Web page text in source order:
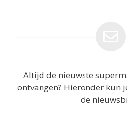
Altijd de nieuwste
ontvangen? Hieronder kun
de